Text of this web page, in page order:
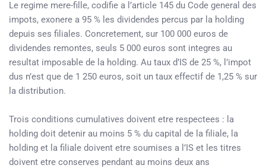
Le regime mere-fille, codifie a l’article 145 du Code general des
impots, exonere a 95 % les dividendes percus par la holding
depuis ses filiales. Concretement, sur 100 000 euros de
dividendes remontes, seuls 5 000 euros sont integres au
resultat imposable de la holding. Au taux d’IS de 25 %, l’impot
dus n’est que de 1 250 euros, soit un taux effectif de 1,25 % sur
la distribution.
Trois conditions cumulatives doivent etre respectees : la
holding doit detenir au moins 5 % du capital de la filiale, la
holding et la filiale doivent etre soumises a l’IS et les titres
doivent etre conserves pendant au moins deux ans